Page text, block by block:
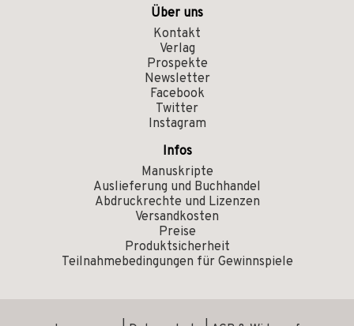
Über uns
Kontakt
Verlag
Prospekte
Newsletter
Facebook
Twitter
Instagram
Infos
Manuskripte
Auslieferung und Buchhandel
Abdruckrechte und Lizenzen
Versandkosten
Preise
Produktsicherheit
Teilnahmebedingungen für Gewinnspiele